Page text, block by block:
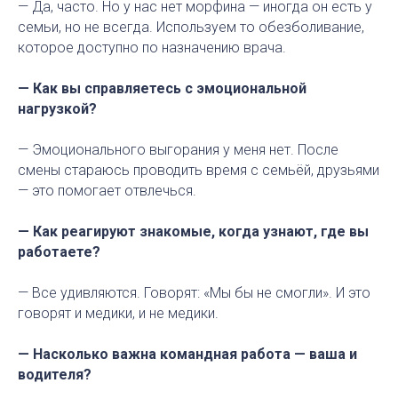
— Да, часто. Но у нас нет морфина — иногда он есть у
семьи, но не всегда. Используем то обезболивание,
которое доступно по назначению врача.
— Как вы справляетесь с эмоциональной
нагрузкой?
— Эмоционального выгорания у меня нет. После
смены стараюсь проводить время с семьёй, друзьями
— это помогает отвлечься.
— Как реагируют знакомые, когда узнают, где вы
работаете?
— Все удивляются. Говорят: «Мы бы не смогли». И это
говорят и медики, и не медики.
— Насколько важна командная работа — ваша и
водителя?